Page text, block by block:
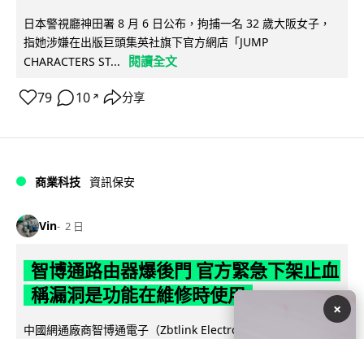
日本警視廳神田署 8 月 6 日公布，拘捕一名 32 歲大阪女子，
指她涉嫌在出版巨頭集英社旗下官方網店「JUMP
CHARACTERS ST...
閱讀全文
79 10 ↗ 分享
商業科技 資訊保安
Vin 2 日
智博通路由器爆後門 官方緊急下架止血
稱漏洞是功能在維修時使用
中國網通廠商智博通電子（Zbtlink Electronics）旗下的路由器
×